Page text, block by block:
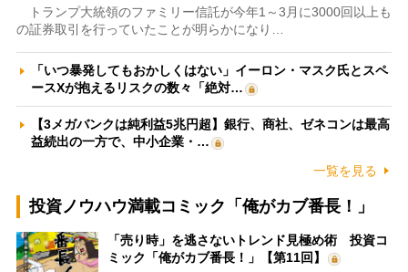
トランプ大統領のファミリー信託が今年1～3月に3000回以上も
の証券取引を行っていたことが明らかになり…
「いつ暴発してもおかしくはない」イーロン・マスク氏とスペ
ースXが抱えるリスクの数々「絶対…
【3メガバンクは純利益5兆円超】銀行、商社、ゼネコンは最高
益続出の一方で、中小企業・…
一覧を見る
投資ノウハウ満載コミック「俺がカブ番長！」
「売り時」を逃さないトレンド見極め術 投資コ
ミック「俺がカブ番長！」【第11回】